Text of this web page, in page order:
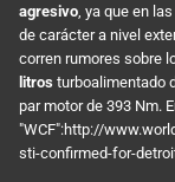
agresivo , ya que en
de carácter a nivel
corren rumores sobre
litros turboalimentado
par motor de 393 Nm.
"WCF":http://
sti-confirmed-for-